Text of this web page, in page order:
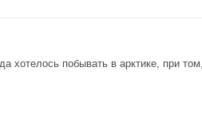
хотелось побывать в арктике, при